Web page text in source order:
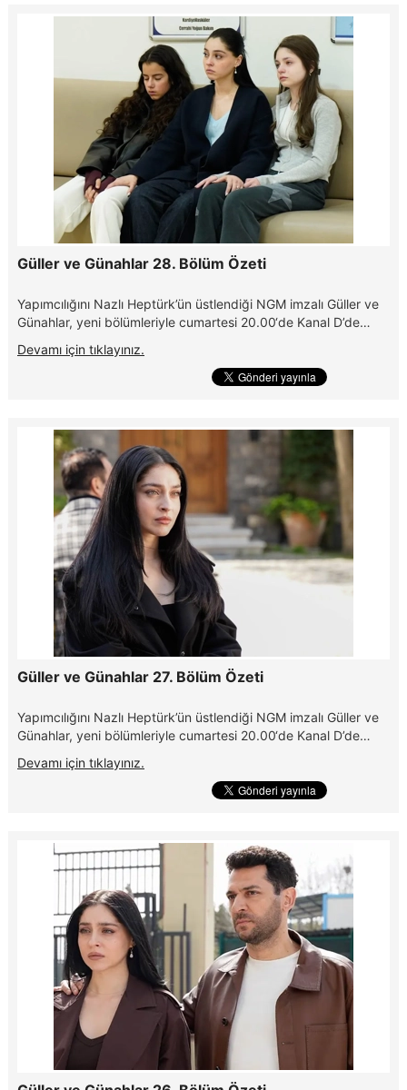
Güller ve Günahlar 28. Bölüm Özeti
Yapımcılığını Nazlı Heptürk’ün üstlendiği NGM imzalı Güller ve
Günahlar, yeni bölümleriyle cumartesi 20.00‘de Kanal D’de…
Devamı için tıklayınız.
Güller ve Günahlar 27. Bölüm Özeti
Yapımcılığını Nazlı Heptürk’ün üstlendiği NGM imzalı Güller ve
Günahlar, yeni bölümleriyle cumartesi 20.00‘de Kanal D’de…
Devamı için tıklayınız.